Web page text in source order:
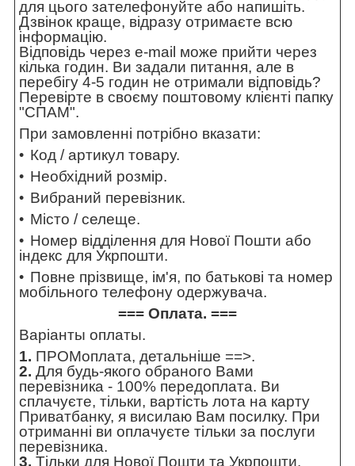
для цього зателефонуйте або напишіть.
Дзвінок краще, відразу отримаєте всю
інформацію.
Відповідь через e-mail може прийти через
кілька годин. Ви задали питання, але в
перебігу 4-5 годин не отримали відповідь?
Перевірте в своєму поштовому клієнті папку
"СПАМ".
При замовленні потрібно вказати:
Код / артикул товару.
Необхідний розмір.
Вибраний перевізник.
Місто / селеще.
Номер відділення для Нової Пошти або
індекс для Укрпошти.
Повне прізвище, ім'я, по батькові та номер
мобільного телефону одержувача.
=== Оплата. ===
Варіанты оплаты.
1. ПРОМоплата, детальніше ==>.
2. Для будь-якого обраного Вами
перевізника - 100% передоплата. Ви
сплачуєте, тільки, вартість лота на карту
Приватбанку, я висилаю Вам посилку. При
отриманні ви оплачуєте тільки за послуги
перевізника.
3. Тільки для Нової Пошти та Укрпошти.